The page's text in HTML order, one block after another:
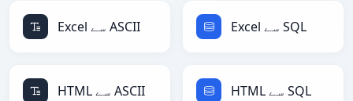
Excel سے ASCII Excel سے SQL
HTML سے ASCII HTML سے SQL